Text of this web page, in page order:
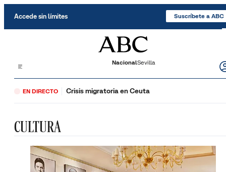
Accede sin límites Suscríbete a ABC
NacionalSevilla
EN DIRECTO Crisis migratoria en Ceuta
CULTURA